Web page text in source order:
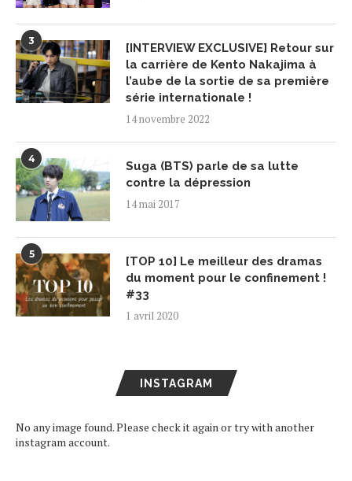
3
[INTERVIEW EXCLUSIVE] Retour sur
la carrière de Kento Nakajima à
l’aube de la sortie de sa première
série internationale !
14 novembre 2022
4
Suga (BTS) parle de sa lutte
contre la dépression
14 mai 2017
5
[TOP 10] Le meilleur des dramas
du moment pour le confinement !
#33
1 avril 2020
INSTAGRAM
No any image found. Please check it again or try with another
instagram account.